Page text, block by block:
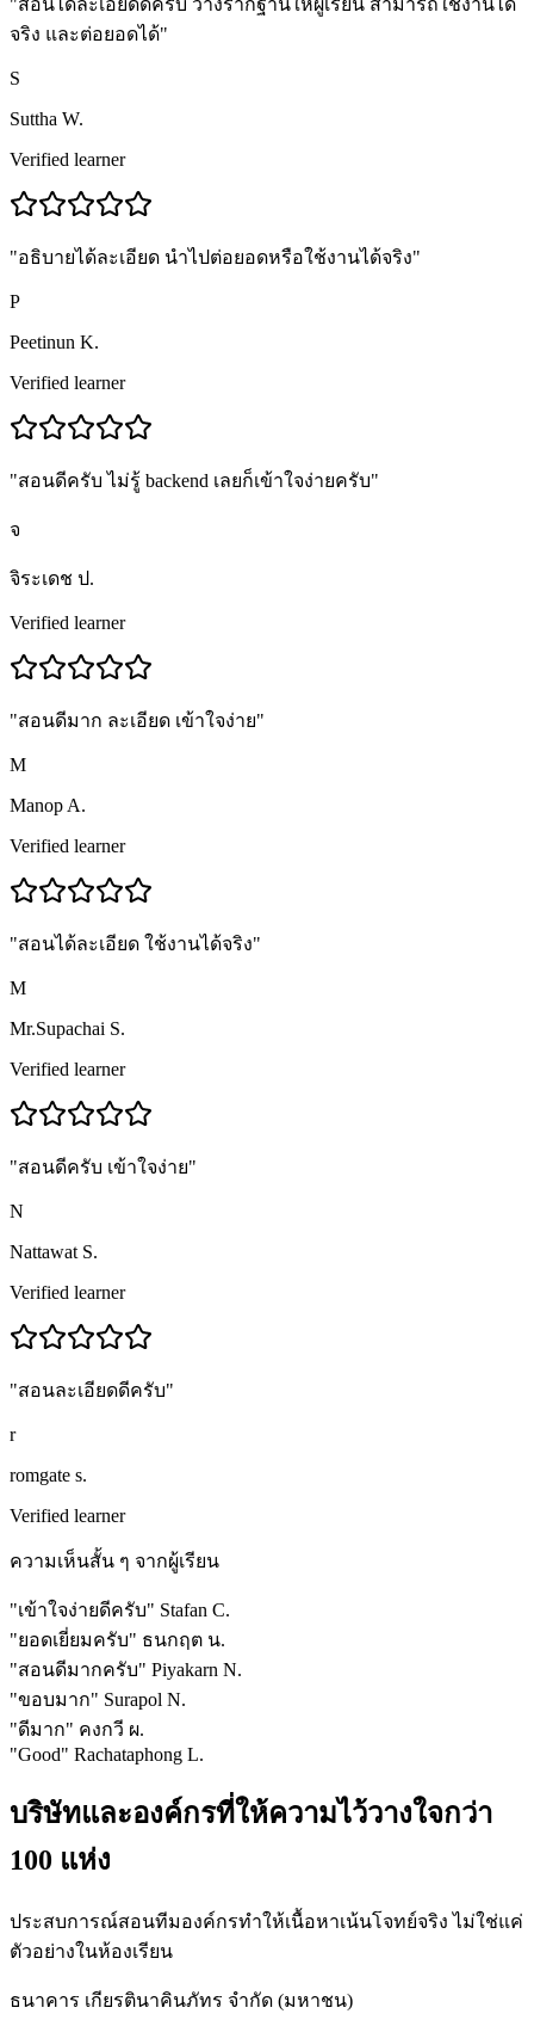
"สอนได้ละเอียดดีครับ วางรากฐานให้ผู้เรียน สามารถใช้งานได้
จริง และต่อยอดได้"
S
Suttha W.
Verified learner
"อธิบายได้ละเอียด นำไปต่อยอดหรือใช้งานได้จริง"
P
Peetinun K.
Verified learner
"สอนดีครับ ไม่รู้ backend เลยก็เข้าใจง่ายครับ"
จ
จิระเดช ป.
Verified learner
"สอนดีมาก ละเอียด เข้าใจง่าย"
M
Manop A.
Verified learner
"สอนได้ละเอียด ใช้งานได้จริง"
M
Mr.Supachai S.
Verified learner
"สอนดีครับ เข้าใจง่าย"
N
Nattawat S.
Verified learner
"สอนละเอียดดีครับ"
r
romgate s.
Verified learner
ความเห็นสั้น ๆ จากผู้เรียน
"เข้าใจง่ายดีครับ" Stafan C.
"ยอดเยี่ยมครับ" ธนกฤต น.
"สอนดีมากครับ" Piyakarn N.
"ขอบมาก" Surapol N.
"ดีมาก" คงกวี ผ.
"Good" Rachataphong L.
บริษัทและองค์กรที่ให้ความไว้วางใจกว่า
100 แห่ง
ประสบการณ์สอนทีมองค์กรทำให้เนื้อหาเน้นโจทย์จริง ไม่ใช่แค่
ตัวอย่างในห้องเรียน
ธนาคาร เกียรตินาคินภัทร จำกัด (มหาชน)